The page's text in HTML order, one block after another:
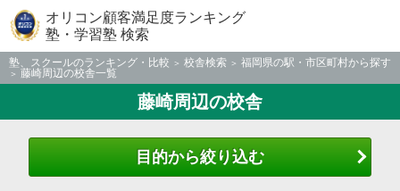
オリコン顧客満足度ランキング
塾・学習塾 検索
塾、スクールのランキング・比較 校舎検索
福岡県の駅・市区町村から探す
藤崎周辺の校舎一覧
藤崎周辺の校舎
目的から絞り込む